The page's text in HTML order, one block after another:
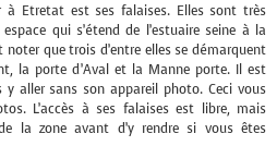
à Etretat est ses falaises. Elles sont très
qui s’étend de l’estuaire seine à la
que trois d’entre elles se démarquent
la porte d’Aval et la Manne porte. Il est
aller sans son appareil photo. Ceci vous
L’accès à ses falaises est libre, mais
la zone avant d’y rendre si vous êtes